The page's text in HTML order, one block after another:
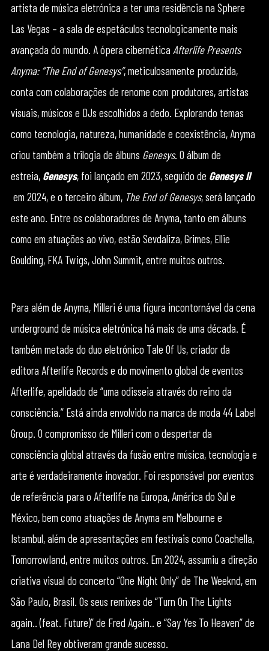
artista de música eletrónica a ter uma residência na Sphere
Las Vegas – a sala de espetáculos tecnologicamente mais
avançada do mundo. A ópera cibernética Afterlife Presents
Anyma: “The End of Genesys”, meticulosamente produzida,
conta com colaborações de renome com produtores, artistas
visuais, músicos e DJs escolhidos a dedo. Explorando temas
como tecnologia, natureza, humanidade e coexistência, Anyma
criou também a trilogia de álbuns Genesys. O álbum de
estreia, Genesys, foi lançado em 2023, seguido de Genesys II
em 2024, e o terceiro álbum, The End of Genesys, será lançado
este ano. Entre os colaboradores de Anyma, tanto em álbuns
como em atuações ao vivo, estão Sevdaliza, Grimes, Ellie
Goulding, FKA Twigs, John Summit, entre muitos outros.
Para além de Anyma, Milleri é uma figura incontornável da cena
underground de música eletrónica há mais de uma década. É
também metade do duo eletrónico Tale Of Us, criador da
editora Afterlife Records e do movimento global de eventos
Afterlife, apelidado de “uma odisseia através do reino da
consciência.” Está ainda envolvido na marca de moda 44 Label
Group. O compromisso de Milleri com o despertar da
consciência global através da fusão entre música, tecnologia e
arte é verdadeiramente inovador. Foi responsável por eventos
de referência para o Afterlife na Europa, América do Sul e
México, bem como atuações de Anyma em Melbourne e
Istambul, além de apresentações em festivais como Coachella,
Tomorrowland, entre muitos outros. Em 2024, assumiu a direção
criativa visual do concerto “One Night Only” de The Weeknd, em
São Paulo, Brasil. Os seus remixes de “Turn On The Lights
again.. (feat. Future)” de Fred Again.. e “Say Yes To Heaven” de
Lana Del Rey obtiveram grande sucesso.